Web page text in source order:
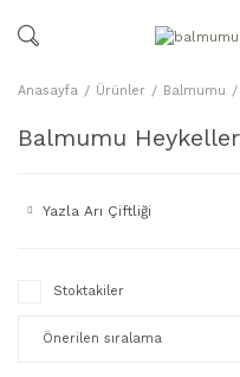
Anasayfa Ürünler Balmumu
Balmumu
Yazla Arı Çiftliği
Stoktakiler